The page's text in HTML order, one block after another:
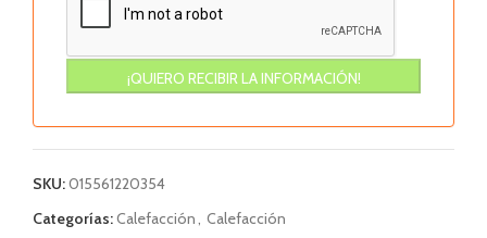
SKU:015561220354
Categorías:Calefacción, Calefacción